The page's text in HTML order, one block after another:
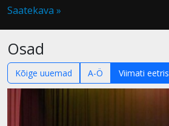
Saatekava »
Osad
Kõige uuemad A-Ö Viimati eetris